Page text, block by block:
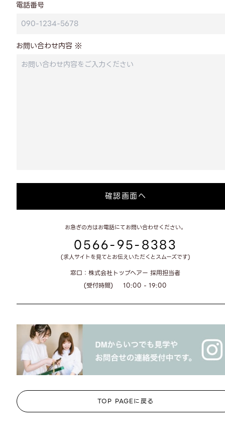
電話番号
お問い合わせ内容 ※
お急ぎの方はお電話にてお問い合わせください。
0566-95-8383
(求人サイトを見てとお伝えいただくとスムーズです)
窓口：株式会社トップヘアー 採用担当者
(受付時間)
10:00 - 19:00
TOP PAGEに戻る